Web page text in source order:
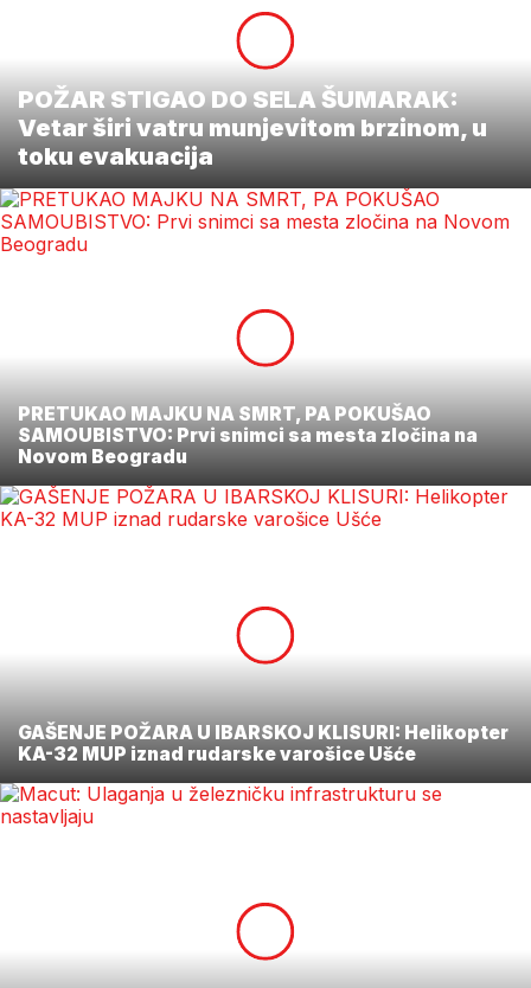
POŽAR STIGAO DO SELA ŠUMARAK:
Vetar širi vatru munjevitom brzinom, u
toku evakuacija
PRETUKAO MAJKU NA SMRT, PA POKUŠAO
SAMOUBISTVO: Prvi snimci sa mesta zločina na
Novom Beogradu
GAŠENJE POŽARA U IBARSKOJ KLISURI: Helikopter
KA-32 MUP iznad rudarske varošice Ušće